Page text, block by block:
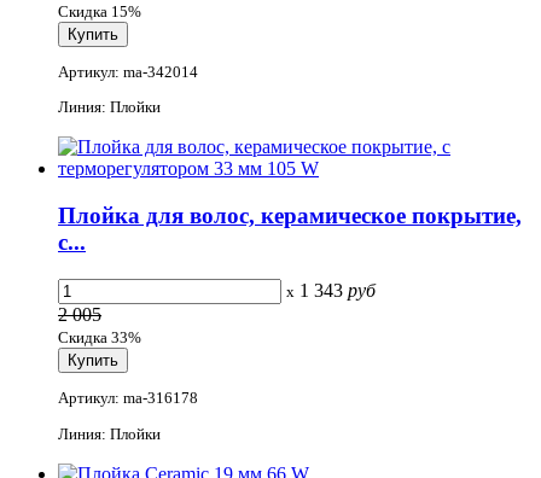
Скидка 15%
Артикул: ma-342014
Линия: Плойки
Плойка для волос, керамическое покрытие,
с...
x 1 343 руб
2 005
Скидка 33%
Артикул: ma-316178
Линия: Плойки